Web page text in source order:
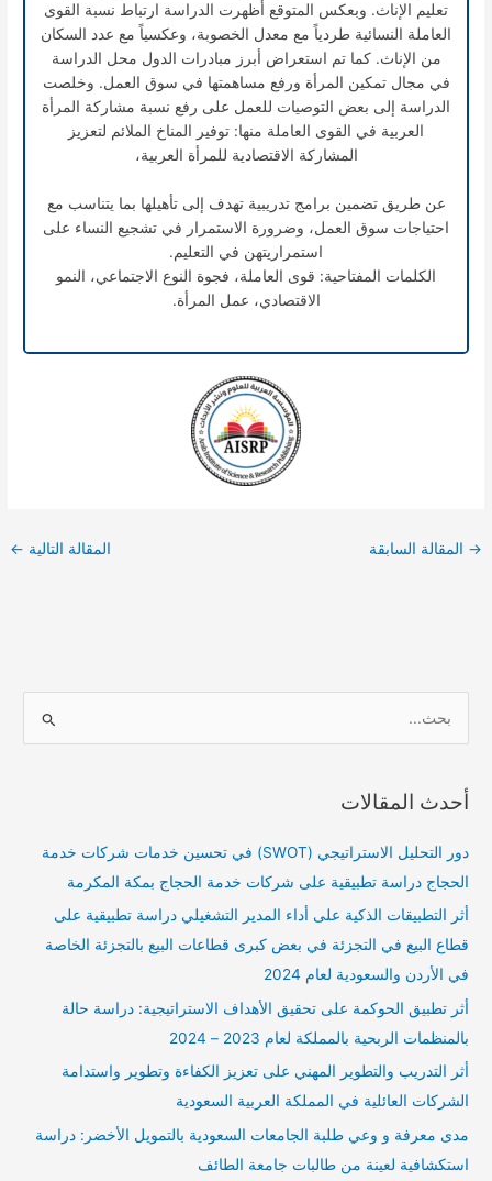
تعليم الإناث. وبعكس المتوقع أظهرت الدراسة ارتباط نسبة القوى
العاملة النسائية طردياً مع معدل الخصوبة، وعكسياً مع عدد السكان
من الإناث. كما تم استعراض أبرز مبادرات الدول محل الدراسة
في مجال تمكين المرأة ورفع مساهمتها في سوق العمل. وخلصت
الدراسة إلى بعض التوصيات للعمل على رفع نسبة مشاركة المرأة
العربية في القوى العاملة منها: توفير المناخ الملائم لتعزيز
المشاركة الاقتصادية للمرأة العربية،
عن طريق تضمين برامج تدريبية تهدف إلى تأهيلها بما يتناسب مع
احتياجات سوق العمل، وضرورة الاستمرار في تشجيع النساء على
استمراريتهن في التعليم.
الكلمات المفتاحية: قوى العاملة، فجوة النوع الاجتماعي، النمو
الاقتصادي، عمل المرأة.
→ المقالة السابقة المقالة التالية ←
ح
أحدث المقالات
دور التحليل الاستراتيجي (SWOT) في تحسين خدمات شركات خدمة
الحجاج دراسة تطبيقية على شركات خدمة الحجاج بمكة المكرمة
أثر التطبيقات الذكية على أداء المدير التشغيلي دراسة تطبيقية على
قطاع البيع في التجزئة في بعض كبرى قطاعات البيع بالتجزئة الخاصة
في الأردن والسعودية لعام 2024
أثر تطبيق الحوكمة على تحقيق الأهداف الاستراتيجية: دراسة حالة
بالمنظمات الربحية بالمملكة لعام 2023 – 2024
أثر التدريب والتطوير المهني على تعزيز الكفاءة وتطوير واستدامة
الشركات العائلية في المملكة العربية السعودية
مدى معرفة و وعي طلبة الجامعات السعودية بالتمويل الأخضر: دراسة
استكشافية لعينة من طالبات جامعة الطائف